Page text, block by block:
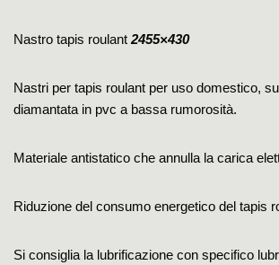
Nastro tapis roulant 2455×430
Nastri per tapis roulant per uso domestico,
diamantata in pvc a bassa rumorosità.
Materiale antistatico che annulla la carica
Riduzione del consumo energetico del tapis
Si consiglia la lubrificazione con specifico